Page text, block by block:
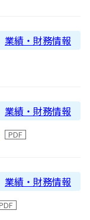
2019
2016
2013
業績・財務情報
業績・財務情報
業績・財務情報